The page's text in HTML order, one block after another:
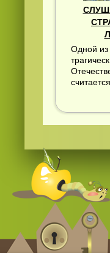
Одной